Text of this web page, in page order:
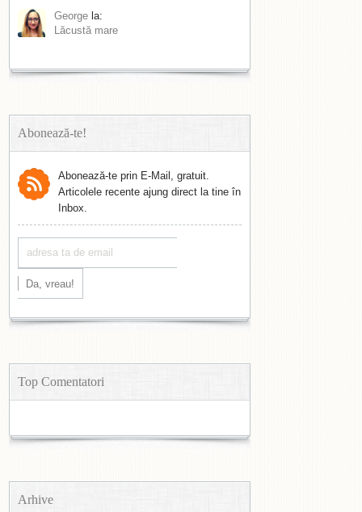
George la:
Lăcustă mare
Abonează-te!
Abonează-te prin E-Mail, gratuit.
Articolele recente ajung direct la tine în
Inbox.
Top Comentatori
Arhive